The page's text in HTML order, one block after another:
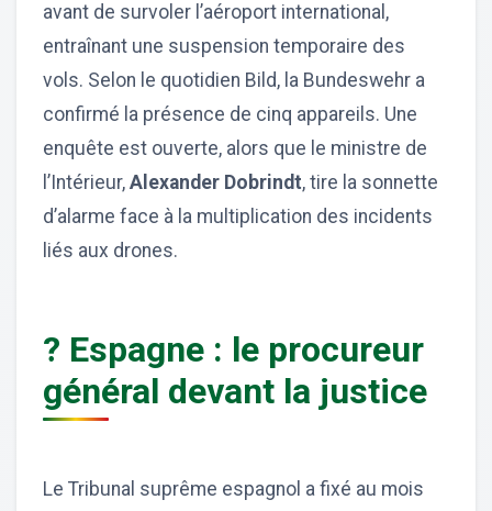
avant de survoler l’aéroport international,
entraînant une suspension temporaire des
vols. Selon le quotidien Bild, la Bundeswehr a
confirmé la présence de cinq appareils. Une
enquête est ouverte, alors que le ministre de
l’Intérieur, Alexander Dobrindt, tire la sonnette
d’alarme face à la multiplication des incidents
liés aux drones.
? Espagne : le procureur
général devant la justice
Le Tribunal suprême espagnol a fixé au mois